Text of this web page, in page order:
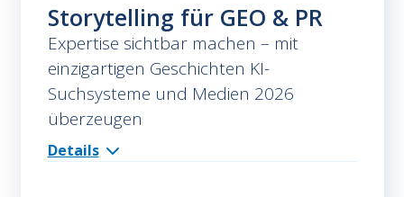
Storytelling für GEO & PR
Expertise sichtbar machen – mit
einzigartigen Geschichten KI-
Suchsysteme und Medien 2026
überzeugen
Details